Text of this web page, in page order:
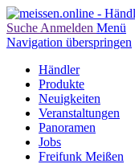
Suche Anmelden Menü
Navigation überspringen
Händler
Produkte
Neuigkeiten
Veranstaltungen
Panoramen
Jobs
Freifunk Meißen